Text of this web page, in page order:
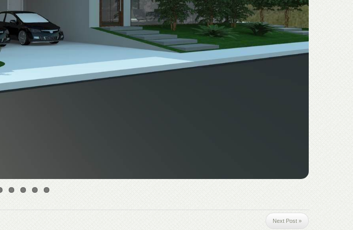
Next Post »